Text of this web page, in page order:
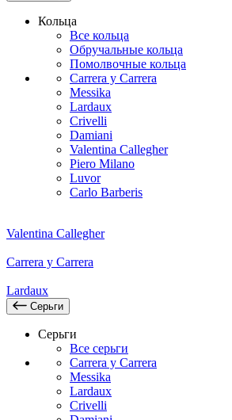
Кольца
Все кольца
Обручальные кольца
Помолвочные кольца
Carrera y Carrera
Messika
Lardaux
Crivelli
Damiani
Valentina Callegher
Piero Milano
Luvor
Carlo Barberis
Valentina Callegher
Carrera y Carrera
Lardaux
Серьги
Серьги
Все серьги
Carrera y Carrera
Messika
Lardaux
Crivelli